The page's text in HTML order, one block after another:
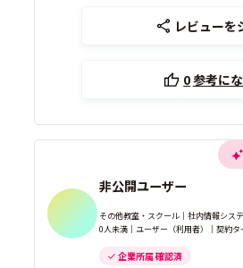
レビューを
0参考に
非公開ユーザー
その他教室・スクール｜社内情報シス
0人未満｜ユーザー（利用者）｜契約タ
企業所属 確認済